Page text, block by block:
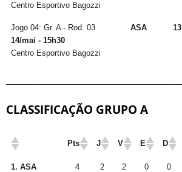
Centro Esportivo Bagozzi
Jogo 04: Gr. A - Rod. 03
14/mai - 15h30
Centro Esportivo Bagozzi
ASA 13
CLASSIFICAÇÃO GRUPO A
Pts J V E D
1. ASA 4 2 2 0 0